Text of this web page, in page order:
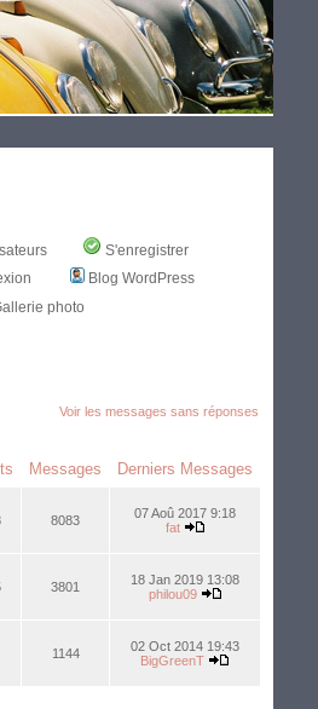
S'enregistrer
Blog WordPress
photo
Voir les messages sans réponses
Messages Derniers Messages
8083
07 Aoû 2017 9:18
fat
3801
18 Jan 2019 13:08
philou09
1144
02 Oct 2014 19:43
BigGreenT